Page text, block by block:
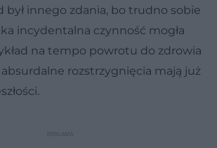
był innego zdania, bo trudno sobie
incydentalna czynność mogła
na tempo powrotu do zdrowia
absurdalne rozstrzygnięcia mają już